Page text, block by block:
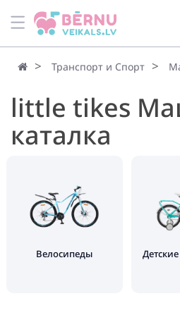
Транспорт и Спорт
little tikes
каталка
Велосипеды